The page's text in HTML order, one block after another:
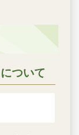
ついて